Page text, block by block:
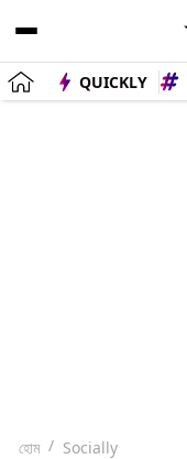
QUICKLY
হোম Socially